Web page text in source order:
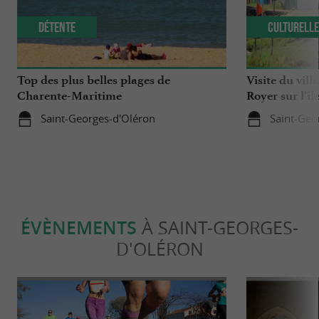
Top des plus belles plages de
Charente-Maritime
Saint-Georges-d'Oléron
Détente
Visite du
Royer sur
Saint-
Culturelle
ÉVÈNEMENTS À SAINT-GEORGES-
D'OLÉRON